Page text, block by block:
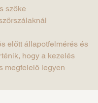
szőke
előtt állapotfelmérés és
hogy a kezelés
megfelelő legyen